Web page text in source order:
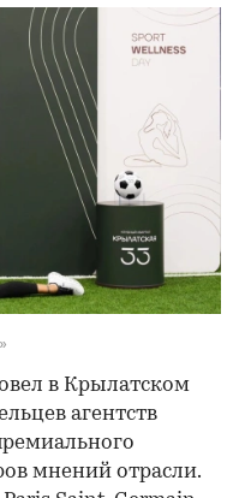
в Крылатском
агентств
мнений отрасли.